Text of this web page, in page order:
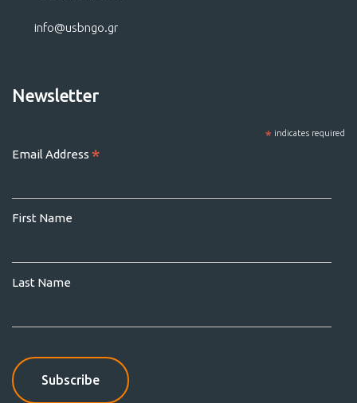
info@usbngo.gr
Newsletter
* indicates required
Email Address *
First Name
Last Name